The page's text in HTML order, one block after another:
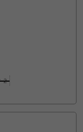
2